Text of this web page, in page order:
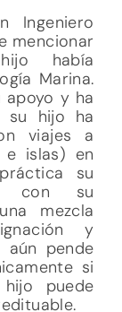
Ingeniero
mencionar
había
Marina.
apoyo y ha
su hijo ha
viajes a
e islas) en
su
con su
mezcla
y
pende
si
puede